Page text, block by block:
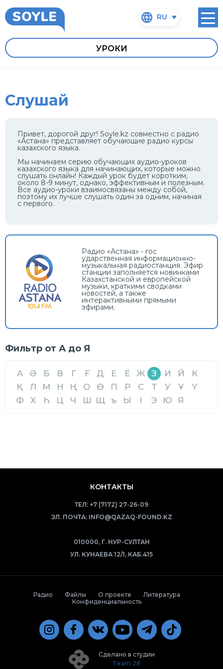
RU
УРОКИ
Слушай
Привет, дорогой друг! Soyle.kz совместно с радио
«Астана» представляет обучающие радио курсы
казахского языка.
Мы начинаем серию обучающих аудио-уроков
казахского языка для начинающих, которые можно
слушать онлайн! Каждый урок будет коротким,
около 8-9 минут, однако, эффективным и полезным.
Все аудио-уроки взаимосвязаны между собой,
поэтому их лучше слушать один за одним, начиная
с первого.
Радио «Астана» - гос
ударственная информационно-
музыкальная радиостанция. Эфир
станции заполняется новинками
Казахстанской и европейской
музыки, краткими сводками
новостей, а также
интерактивными прямыми
эфирами.
Фильтр от А до Я
A Ә Б В Г Ғ Д Е Ё Ж З И Й
К
Қ
Л М Н Ң О Ө П Р С Т У Ұ
Ү
Ф
Х Һ Ц Ч Ш Щ ъ Ы І Э Ю Я
КОНТАКТЫ
ТЕЛ: +7 (7172) 27-26-09
ЭЛ. ПОЧТА: INFO@QAZAQ-FOUND.KZ
010000, Г. НУР-СУЛТАН
УЛ. КУНАЕВА 12/1, КАБ.415
Радио Файлы О проекте
Литература
Конфиденциальность
Сделано в студии
Team 28